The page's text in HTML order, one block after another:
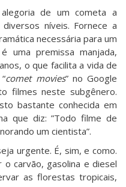
de um cometa a
níveis. Fornece a
necessária para um
uma premissa manjada,
o que facilita a vida de
comet movies” no Google
filmes neste subgênero.
bastante conhecida em
que diz: ”Todo filme de
um cientista”.
urgente. É, sim, e como.
carvão, gasolina e diesel
as florestas tropicais,